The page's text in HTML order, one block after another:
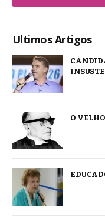
Ultimos Artigos
O